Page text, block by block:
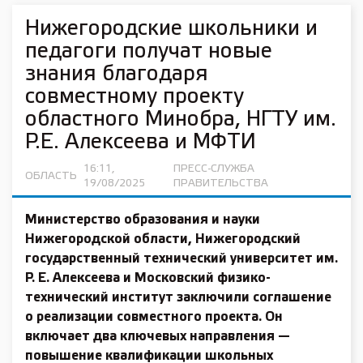
Нижегородские школьники и
педагоги получат новые
знания благодаря
совместному проекту
областного Минобра, НГТУ им.
Р.Е. Алексеева и МФТИ
ОБЛАСТЬ
16:11,
19/08/2025
ПРЕСС-СЛУЖБА
ПРАВИТЕЛЬСТВА
Министерство образования и науки
Нижегородской области, Нижегородский
государственный технический университет им.
Р. Е. Алексеева и Московский физико-
технический институт заключили соглашение
о реализации совместного проекта. Он
включает два ключевых направления —
повышение квалификации школьных